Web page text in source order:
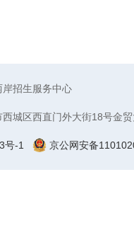
岸招生服务中心
西城区西直门外大街18号金
号-1 京公网安备